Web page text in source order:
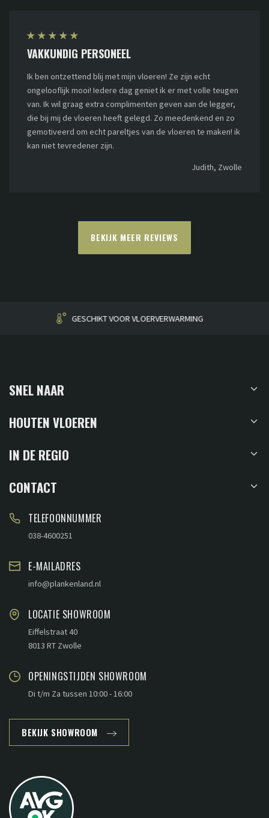
★ ★ ★ ★ ★
VAKKUNDIG PERSONEEL
Ik ben ontzettend blij met mijn vloeren! Ze zijn echt
ongelooflijk mooi! Iedere dag geniet ik er met volle teugen
van. Ik wil graag extra complimenten geven aan de legger,
die bij mij de vloeren heeft gelegd. Zo meedenkend en zo
gemotiveerd om echt pareltjes van de vloeren te maken! ik
kan niet tevredener zijn.
Judith, Zwolle
BEKIJK MEER REVIEWS
HUISGEMAAKT
SNEL NAAR
HOUTEN VLOEREN
IN DE REGIO
CONTACT
TELEFOONNUMMER
038-4600251
E-MAILADRES
info@plankenland.nl
LOCATIE SHOWROOM
Eiffelstraat 40
8013 RT Zwolle
OPENINGSTIJDEN SHOWROOM
Di t/m Za tussen 10:00 - 16:00
BEKIJK SHOWROOM